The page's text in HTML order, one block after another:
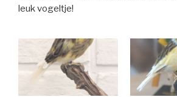
leuk vogeltje!